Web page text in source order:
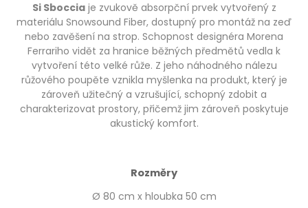
Si Sbocciaje zvukově absorpční prvek vytvořený z
materiálu Snowsound Fiber, dostupný pro montáž na zeď
nebo zavěšení na strop. Schopnost designéra Morena
Ferrariho vidět za hranice běžných předmětů vedla k
vytvoření této velké růže. Z jeho náhodného nálezu
růžového poupěte vznikla myšlenka na produkt, který je
zároveň užitečný a vzrušující, schopný zdobit a
charakterizovat prostory, přičemž jim zároveň poskytuje
akustický komfort.
Rozměry
Ø 80 cm x hloubka 50 cm